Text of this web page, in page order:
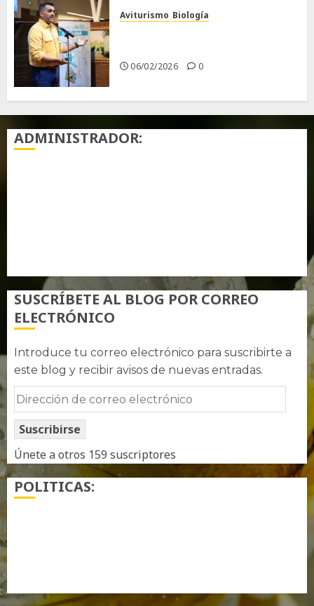
Aviturismo Biología
06/02/2026 0
ADMINISTRADOR:
SUSCRÍBETE AL BLOG POR CORREO
ELECTRÓNICO
Introduce tu correo electrónico para suscribirte a
este blog y recibir avisos de nuevas entradas.
Dirección
de
correo
electrónico
Suscribirse
Únete a otros 159 suscriptores
POLITICAS: